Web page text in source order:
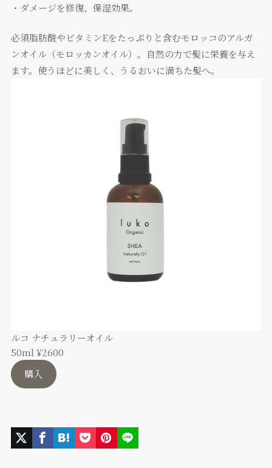
・ダメージを修復、保湿効果。
必須脂肪酸やビタミンEをたっぷりと含むモロッコのアルガ
ンオイル（モロッカンオイル）。自然の力で髪に栄養を与え
ます。使うほどに美しく、うるおいに満ちた髪へ。
ルコ ナチュラリーオイル
50ml ¥2600
購入